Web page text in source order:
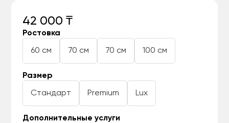
42 000 ₸
Ростовка
60 см 70 см 70 см 100 см
Размер
Стандарт Premium Lux
Дополнительные услуги